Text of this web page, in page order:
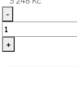
-
+